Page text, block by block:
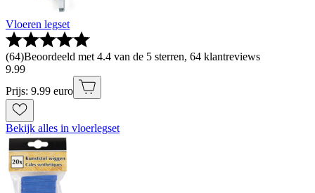
Vloeren legset
(64)Beoordeeld met 4.4 van de 5 sterren, 64 klantreviews
9.99
Prijs: 9.99 euro
Bekijk alles in vloerlegset